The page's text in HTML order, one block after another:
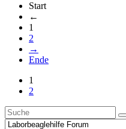
Start
←
1
2
→
Ende
1
2